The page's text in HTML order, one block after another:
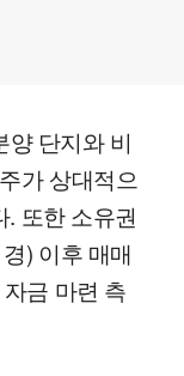
단지와 비
가 상대적으
. 또한 소유권
) 이후 매매
금 마련 측